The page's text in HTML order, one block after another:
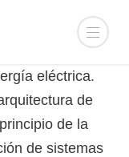
eléctrica.
de
de la
de sistemas